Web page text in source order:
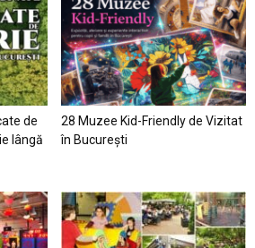
de
lângă
28 Muzee Kid-Friendly de Vizitat
în București